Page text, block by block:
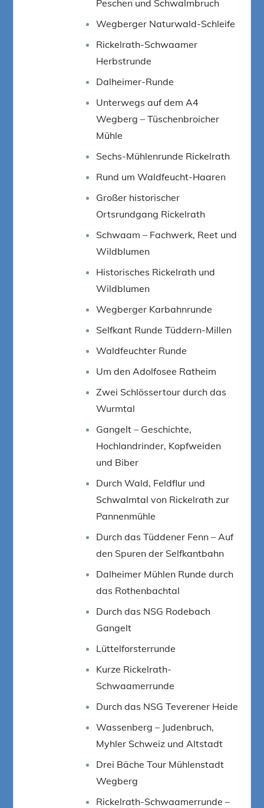
Peschen und Schwalmbruch
Wegberger Naturwald-Schleife
Rickelrath-Schwaamer
Herbstrunde
Dalheimer-Runde
Unterwegs auf dem A4
Wegberg – Tüschenbroicher
Mühle
Sechs-Mühlenrunde Rickelrath
Rund um Waldfeucht-Haaren
Großer historischer
Ortsrundgang Rickelrath
Schwaam – Fachwerk, Reet und
Wildblumen
Historisches Rickelrath und
Wildblumen
Wegberger Karbahnrunde
Selfkant Runde Tüddern-Millen
Waldfeuchter Runde
Um den Adolfosee Ratheim
Zwei Schlössertour durch das
Wurmtal
Gangelt – Geschichte,
Hochlandrinder, Kopfweiden
und Biber
Durch Wald, Feldflur und
Schwalmtal von Rickelrath zur
Pannenmühle
Durch das Tüddener Fenn – Auf
den Spuren der Selfkantbahn
Dalheimer Mühlen Runde durch
das Rothenbachtal
Durch das NSG Rodebach
Gangelt
Lüttelforsterrunde
Kurze Rickelrath-
Schwaamerrunde
Durch das NSG Teverener Heide
Wassenberg – Judenbruch,
Myhler Schweiz und Altstadt
Drei Bäche Tour Mühlenstadt
Wegberg
Rickelrath-Schwaamerrunde –